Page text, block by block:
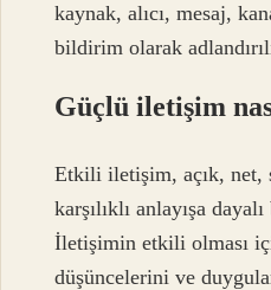
kaynak, alıcı, mesaj,
bildirim olarak
Güçlü iletişim
Etkili iletişim, açık, net,
karşılıklı anlayışa
İletişimin etkili olması
düşüncelerini ve